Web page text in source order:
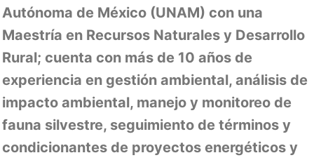
Autónoma de México (UNAM) con una
Maestría en Recursos Naturales y Desarrollo
Rural; cuenta con más de 10 años de
experiencia en gestión ambiental, análisis de
impacto ambiental, manejo y monitoreo de
fauna silvestre, seguimiento de términos y
condicionantes de proyectos energéticos y